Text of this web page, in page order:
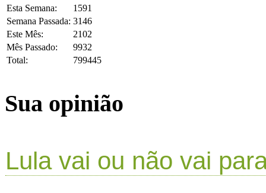
Esta Semana:
1591
Semana Passada: 3146
Este Mês:
2102
Mês Passado:
9932
Total:
799445
Sua opinião
Lula vai ou não vai